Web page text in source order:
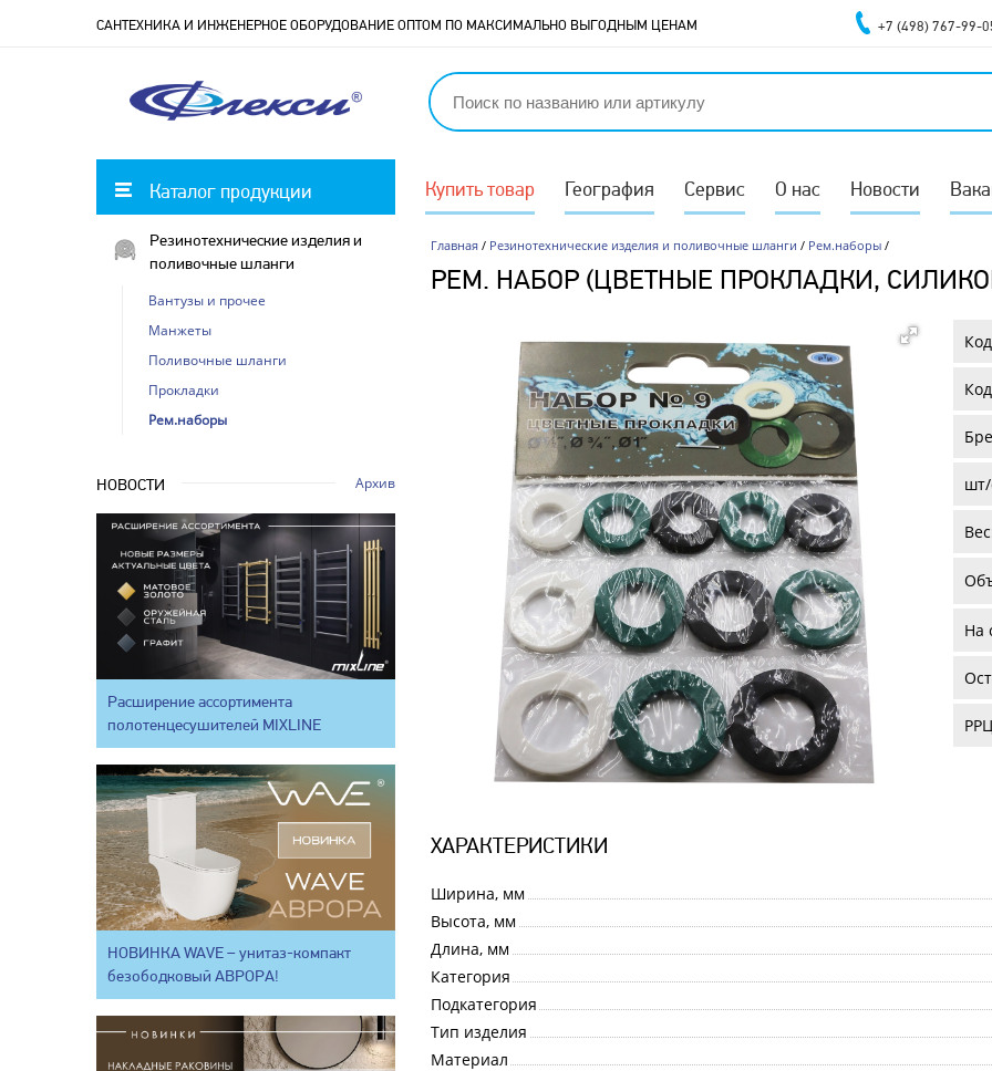
Каталог продукции Купить товар География Сервис О нас Новости
САНТЕХНИКА И ИНЖЕНЕРНОЕ ОБОРУДОВАНИЕ ОПТОМ ПО МАКСИМАЛЬНО ВЫГОДНЫМ ЦЕНАМ +7 (498) 767-99-
Главная / Резинотехнические изделия и поливочные шланги / Рем.наборы /
РЕМ. НАБОР (ЦВЕТНЫЕ ПРОКЛАДКИ,
На
ХАРАКТЕРИСТИКИ
Ширина, мм
Высота, мм
Длина, мм
Категория
Подкатегория
Тип изделия
Материал
Резинотехнические изделия и
поливочные шланги
Вантузы и прочее
Манжеты
Поливочные шланги
Прокладки
Рем.наборы
НОВОСТИ Архив
Расширение ассортимента
полотенцесушителей MIXLINE
НОВИНКА WAVE – унитаз-компакт
безободковый АВРОРА!